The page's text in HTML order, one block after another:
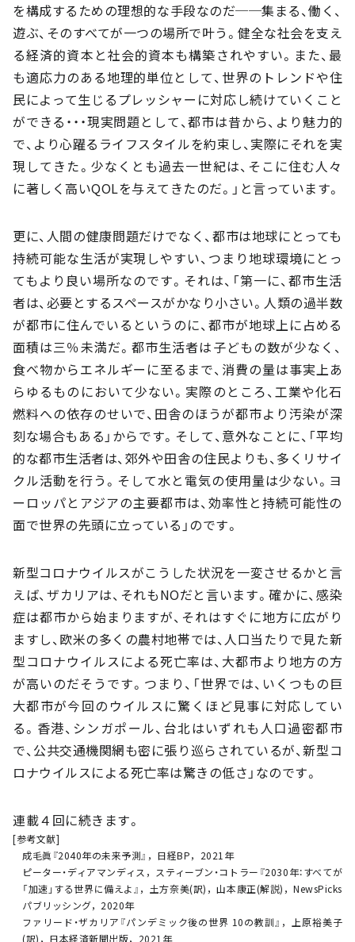
を構成するための理想的な手段なのだ──集まる、働く、
遊ぶ、そのすべてが一つの場所で叶う。健全な社会を支え
る経済的資本と社会的資本も構築されやすい。また、最
も適応力のある地理的単位として、世界のトレンドや住
民によって生じるプレッシャーに対応し続けていくこと
ができる・・・現実問題として、都市は昔から、より魅力的
で、より心躍るライフスタイルを約束し、実際にそれを実
現してきた。少なくとも過去一世紀は、そこに住む人々
に著しく高いQOLを与えてきたのだ。」と言っています。
更に、人間の健康問題だけでなく、都市は地球にとっても
持続可能な生活が実現しやすい、つまり地球環境にとっ
てもより良い場所なのです。それは、「第一に、都市生活
者は、必要とするスペースがかなり小さい。人類の過半数
が都市に住んでいるというのに、都市が地球上に占める
面積は三％未満だ。都市生活者は子どもの数が少なく、
食べ物からエネルギーに至るまで、消費の量は事実上あ
らゆるものにおいて少ない。実際のところ、工業や化石
燃料への依存のせいで、田舎のほうが都市より汚染が深
刻な場合もある」からです。そして、意外なことに、「平均
的な都市生活者は、郊外や田舎の住民よりも、多くリサイ
クル活動を行う。そして水と電気の使用量は少ない。ヨ
ーロッパとアジアの主要都市は、効率性と持続可能性の
面で世界の先頭に立っている」のです。
新型コロナウイルスがこうした状況を一変させるかと言
えば、ザカリアは、それもNOだと言います。確かに、感染
症は都市から始まりますが、それはすぐに地方に広がり
ますし、欧米の多くの農村地帯では、人口当たりで見た新
型コロナウイルスによる死亡率は、大都市より地方の方
が高いのだそうです。つまり、「世界では、いくつもの巨
大都市が今回のウイルスに驚くほど見事に対応してい
る。香港、シンガポール、台北はいずれも人口過密都市
で、公共交通機関網も密に張り巡らされているが、新型コ
ロナウイルスによる死亡率は驚きの低さ」なのです。
連載４回に続きます。
[参考文献]
成毛眞『2040年の未来予測』，日経BP，2021年
ピーター・ディアマンディス，スティーブン・コトラー『2030年：すべてが
「加速」する世界に備えよ』，土方奈美(訳)，山本康正(解説)，NewsPicks
パブリッシング，2020年
ファリード・ザカリア『パンデミック後の世界 10の教訓』，上原裕美子
(訳)，日本経済新聞出版，2021年